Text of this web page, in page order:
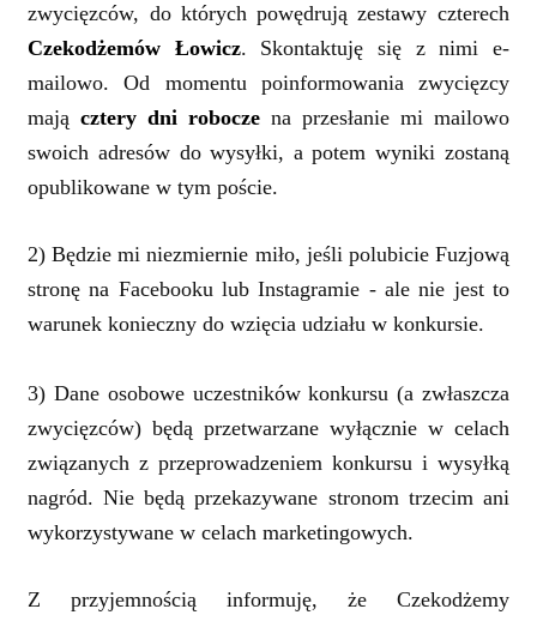
zwycięzców, do których powędrują zestawy czterech
Czekodżemów Łowicz. Skontaktuję się z nimi e-
mailowo. Od momentu poinformowania zwycięzcy
mającztery dni robocze na przesłanie mi mailowo
swoich adresów do wysyłki, a potem wyniki zostaną
opublikowane w tym poście.
2) Będzie mi niezmiernie miło, jeśli polubicie Fuzjową
stronę na Facebooku lub Instagramie - ale nie jest to
warunek konieczny do wzięcia udziału w konkursie.
3) Dane osobowe uczestników konkursu (a zwłaszcza
zwycięzców) będą przetwarzane wyłącznie w celach
związanych z przeprowadzeniem konkursu i wysyłką
nagród. Nie będą przekazywane stronom trzecim ani
wykorzystywane w celach marketingowych.
Z przyjemnością informuję, że Czekodżemy